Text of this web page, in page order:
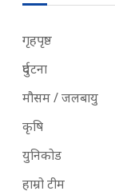
गृहपृष्ठ
दुर्घटना
मौसम / जलबायु
कृषि
युनिकोड
हाम्रो टीम